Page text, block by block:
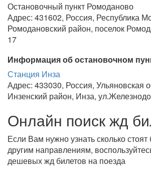
Остановочный пункт Ромоданово
Адрес: 431602, Россия, Республика
Ромодановский район, поселок
17
Информация об остановочном
Станция Инза
Адрес: 433030, Россия, Ульяновская
Инзенский район, Инза,
Онлайн поиск жд
Если Вам нужно узнать сколько
другим направлениям,
дешевых жд билетов на поезда